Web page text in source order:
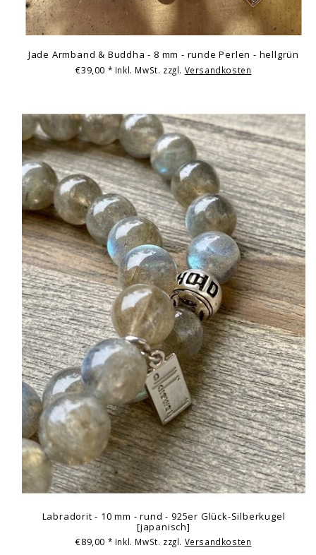
Jade Armband & Buddha - 8 mm - runde Perlen - hellgrün
€39,00 * Inkl. MwSt. zzgl. Versandkosten
Labradorit - 10 mm - rund - 925er Glück-Silberkugel
[japanisch]
€89,00 * Inkl. MwSt. zzgl. Versandkosten